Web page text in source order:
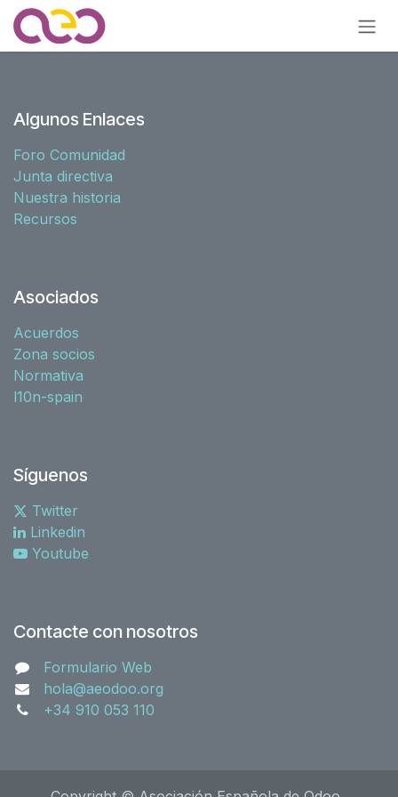
Ir al contenido
Algunos Enlaces
Foro Comunidad
Junta directiva
Nuestra historia
Recursos
Asociados
Acuerdos
Zona socios
Normativa
l10n-spain
Síguenos
Twitter
Linkedin
Youtube
Contacte con nosotros
Formulario Web
hola@aeodoo.org
+34 910 053 110